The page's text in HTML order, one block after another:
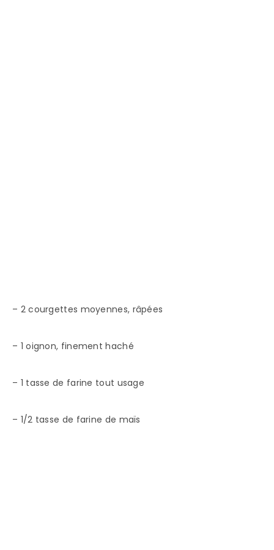
– 2 courgettes moyennes, râpées
– 1 oignon, finement haché
– 1 tasse de farine tout usage
– 1/2 tasse de farine de maïs